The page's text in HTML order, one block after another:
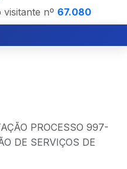
visitante nº 67.080
PROCESSO 997-
DE SERVIÇOS DE